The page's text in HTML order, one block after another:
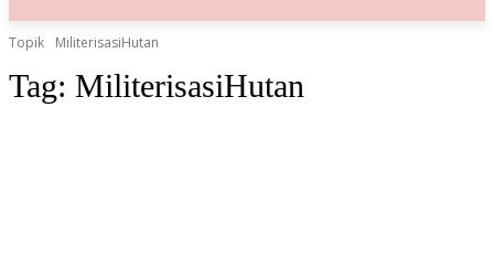
Topik MiliterisasiHutan
Tag: MiliterisasiHutan